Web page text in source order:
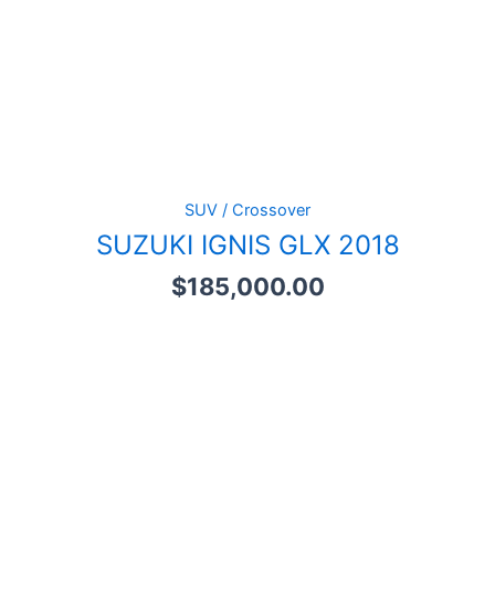
SUV / Crossover
SUZUKI IGNIS GLX 2018
$185,000.00